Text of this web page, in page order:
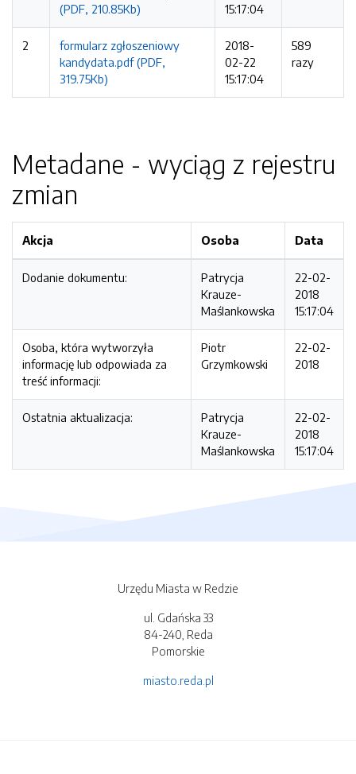
(PDF, 210.85Kb)
15:17:04
2
formularz zgłoszeniowy
kandydata.pdf (PDF,
319.75Kb)
2018-
02-22
15:17:04
589
razy
Metadane - wyciąg z rejestru
zmian
Akcja Osoba Data
Dodanie dokumentu:
Patrycja
Krauze-
Maślankowska
22-02-
2018
15:17:04
Osoba, która wytworzyła
informację lub odpowiada za
treść informacji:
Piotr
Grzymkowski
22-02-
2018
Ostatnia aktualizacja:
Patrycja
Krauze-
Maślankowska
22-02-
2018
15:17:04
Urzędu Miasta w Redzie
ul. Gdańska 33
84-240, Reda
Pomorskie
miasto.reda.pl